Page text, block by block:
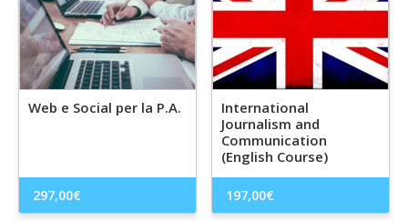
Web e Social per la P.A.
297,00€
International
Journalism and
Communication
(English Course)
197,00€